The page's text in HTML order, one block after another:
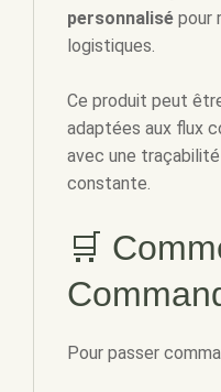
personnalisé pour
logistiques.
Ce produit peut
adaptées aux flux
avec une
constante.
🛒
Pour passer